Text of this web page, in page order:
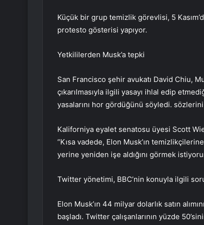
Küçük bir grup temizlik görevlisi, 5
protesto gösterisi yapıyor.
Yetkililerden Musk’a tepki
San Francisco şehir avukatı David Chiu,
çıkarılmasıyla ilgili yasayı ihlal edip
yasalarını hor gördüğünü söyledi. sözlerini
Kaliforniya eyalet senatosu üyesi Scott
“Kısa vadede, Elon Musk’ın
yerine yeniden işe aldığını görmek
Twitter yönetimi, BBC’nin konuyla ilgili
Elon Musk’ın 44 milyar dolarlık satın
başladı. Twitter çalışanlarının yüzde